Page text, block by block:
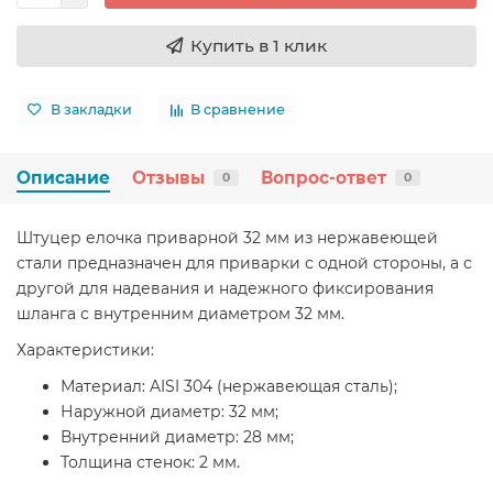
Купить в 1 клик
В закладки В сравнение
Описание Отзывы 0 Вопрос-ответ 0
Штуцер елочка приварной 32 мм из нержавеющей
стали предназначен для приварки с одной стороны, а с
другой для надевания и надежного фиксирования
шланга с внутренним диаметром 32 мм.
Характеристики:
Материал: AISI 304 (нержавеющая сталь);
Наружной диаметр: 32 мм;
Внутренний диаметр: 28 мм;
Толщина стенок: 2 мм.